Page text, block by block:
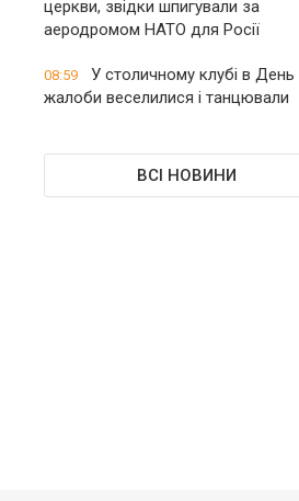
церкви, звідки шпигували за
аеродромом НАТО для Росії
08:59
У столичному клубі в День
жалоби веселилися і танцювали
ВСІ НОВИНИ